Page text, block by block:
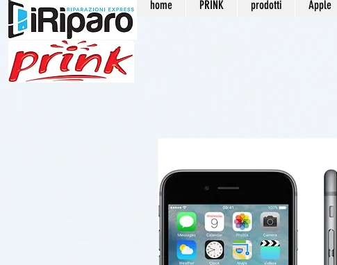
home PRINK prodotti Apple